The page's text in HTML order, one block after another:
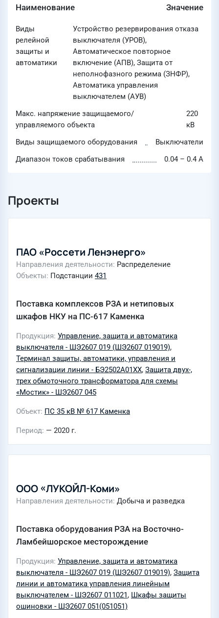
Наименование Значение
Виды
релейной
защиты и
автоматики
Устройство резервирования отказа
выключателя (УРОВ),
Автоматическое повторное
включение (АПВ), Защита от
неполнофазного режима (ЗНФР),
Автоматика управления
выключателем (АУВ)
Макс. напряжение защищаемого/
управляемого объекта
220
кВ
Виды защищаемого оборудования
Выключатели
Диапазон токов срабатывания
0.04 – 0.4 А
Проекты
ПАО «Россети Ленэнерго»
Направления деятельности Распределение
Объекты Подстанции 431
Поставка комплексов РЗА и нетиповых
шкафов НКУ на ПС-617 Каменка
Продукция Управление, защита и автоматика
выключателя - ШЭ2607 019 (ШЭ2607 019019),
Терминал защиты, автоматики, управления и
сигнализации линии - БЭ2502А01ХХ, Защита двух-,
трех обмоточного трансформатора для схемы
«Мостик» - ШЭ2607 045
Объект ПС 35 кВ № 617 Каменка
Период — 2020 г.
ООО «ЛУКОЙЛ-Коми»
Направления деятельности Добыча и разведка
Поставка оборудования РЗА на Восточно-
Ламбейшорское месторождение
Продукция Управление, защита и автоматика
выключателя - ШЭ2607 019 (ШЭ2607 019019), Защита
линии и автоматика управления линейным
выключателем - ШЭ2607 011021, Шкафы защиты
ошиновки - ШЭ2607 051(051051)